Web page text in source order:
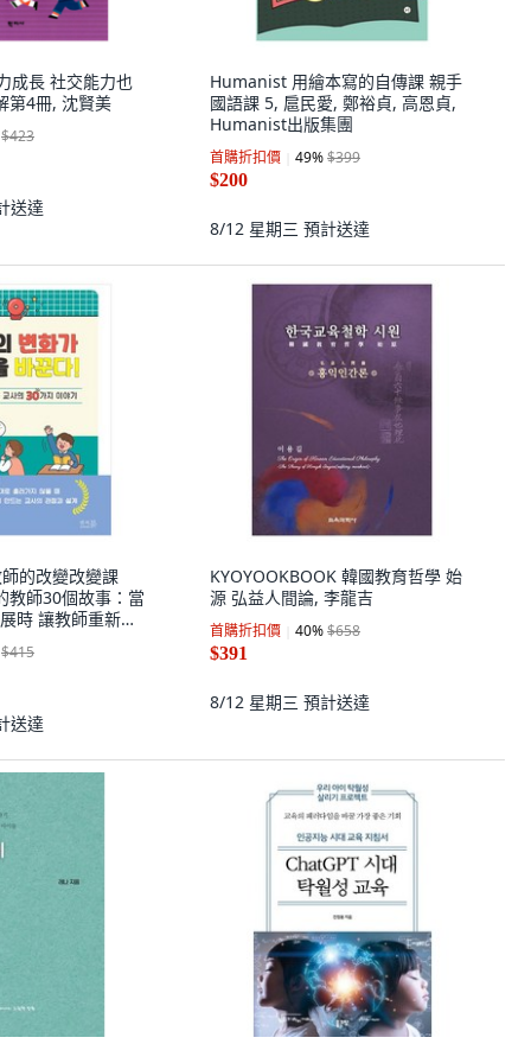
成長 社交能力也
第4冊, 沈賢美
$423
送達
Humanist 用繪本寫的自傳課 親手
國語課 5, 扈民愛, 鄭裕貞, 高恩貞,
Humanist出版集團
首購折扣價 49%$399
$200
8/12 星期三 預計送達
的改變改變課
教師30個故事：當
時 讓教師重新審
與設計
$415
送達
KYOYOOKBOOK 韓國教育哲學 始
源 弘益人間論, 李龍吉
首購折扣價 40%$658
$391
8/12 星期三 預計送達